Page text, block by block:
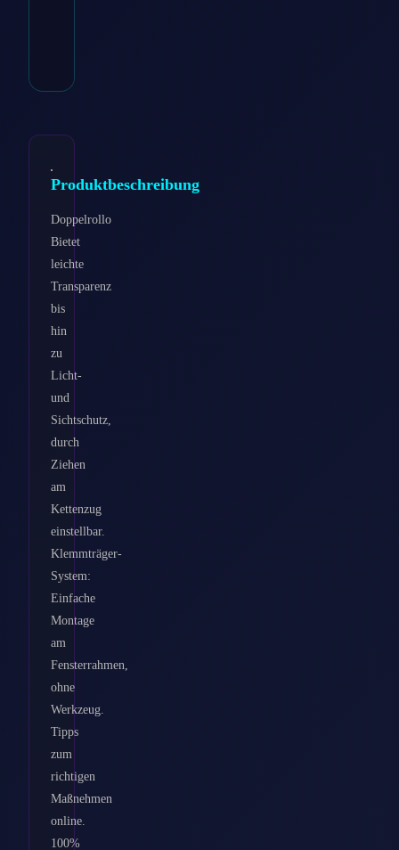
Produktbeschreibung
Doppelrollo
Bietet
leichte
Transparenz
bis
hin
zu
Licht-
und
Sichtschutz,
durch
Ziehen
am
Kettenzug
einstellbar.
Klemmträger-
System:
Einfache
Montage
am
Fensterrahmen,
ohne
Werkzeug.
Tipps
zum
richtigen
Maßnehmen
online.
100%